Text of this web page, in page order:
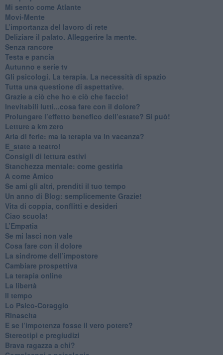
​Mi sento come Atlante
​Movi-Mente
​L’importanza del lavoro di rete
​Deliziare il palato. Alleggerire la mente.
​Senza rancore
​Testa e pancia
​Autunno e serie tv
​Gli psicologi. La terapia. La necessità di spazio
​Tutta una questione di aspettative.
​Grazie a ciò che ho e ciò che faccio!
​Inevitabili lutti...cosa fare con il dolore?
Prolungare l’effetto benefico dell’estate? Si può!
​Letture a km zero
​Aria di ferie: ma la terapia va in vacanza?
​E_state a teatro!
​Consigli di lettura estivi
​Stanchezza mentale: come gestirla
​A come Amico
​Se ami gli altri, prenditi il tuo tempo
​Un anno di Blog: semplicemente Grazie!
​Vita di coppia, conflitti e desideri
​Ciao scuola!
​L’Empatia
​Se mi lasci non vale
Cosa fare con il dolore
​La sindrome dell’impostore
​Cambiare prospettiva
La terapia online
La libertà
​Il tempo
​Lo Psico-Coraggio
Rinascita
​E se l’impotenza fosse il vero potere?
Stereotipi e pregiudizi
​Brava ragazza a chi?